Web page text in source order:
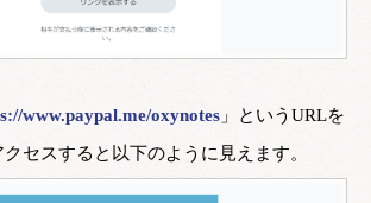
www.paypal.me/oxynotes 」というURLを
セスすると以下のように見えます。